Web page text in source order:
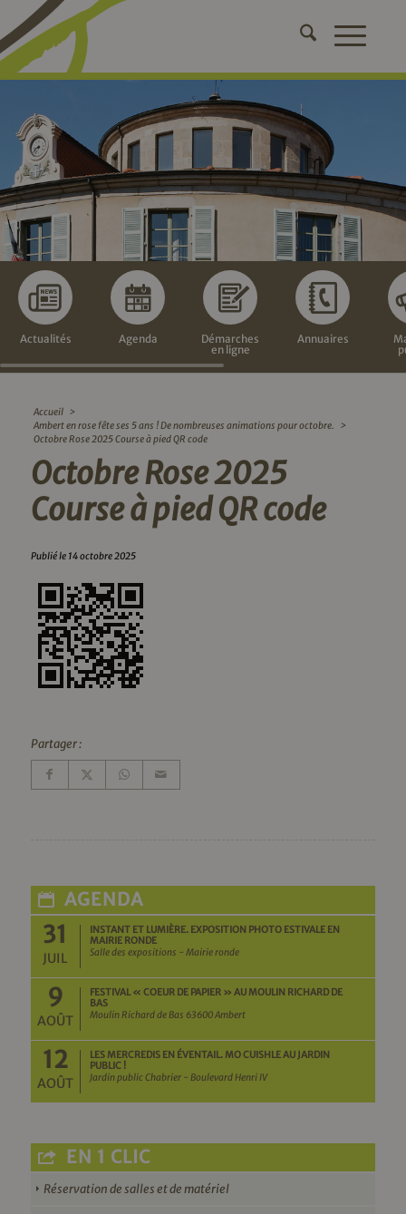
Actualités Agenda
Démarches
en ligne
Annuaires
Accueil >
Ambert en rose fête ses 5 ans ! De nombreuses animations pour octobre.
>
Octobre Rose 2025 Course à pied QR code
Octobre Rose 2025
Course à pied QR code
Publié le 14 octobre 2025
Partager :
AGENDA
31
JUIL
INSTANT ET LUMIÈRE. EXPOSITION PHOTO ESTIVALE EN
MAIRIE RONDE
Salle des expositions - Mairie ronde
9
AOÛT
FESTIVAL « COEUR DE PAPIER » AU MOULIN RICHARD DE
BAS
Moulin Richard de Bas 63600 Ambert
12
AOÛT
LES MERCREDIS EN ÉVENTAIL. MO CUISHLE AU JARDIN
PUBLIC !
Jardin public Chabrier - Boulevard Henri IV
EN 1 CLIC
Réservation de salles et de matériel